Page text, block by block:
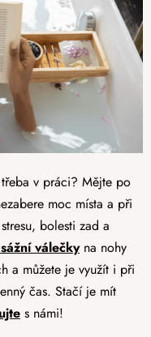
v práci? Mějte po
moc místa a při
bolesti zad a
válečkyna nohy
a můžete je využít i při
čas. Stačí je mít
s námi!